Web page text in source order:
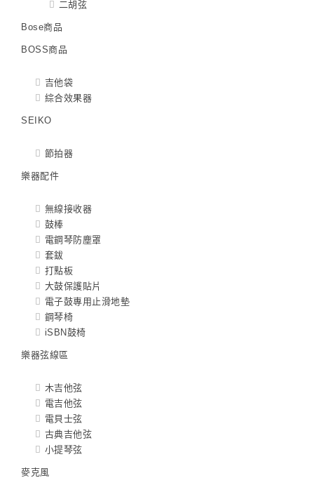
二胡弦
Bose商品
BOSS商品
吉他袋
綜合效果器
SEIKO
節拍器
樂器配件
無線接收器
鼓棒
電鋼琴防塵罩
套鈸
打點板
大鼓保護貼片
電子鼓專用止滑地墊
鋼琴椅
iSBN鼓椅
樂器弦線區
木吉他弦
電吉他弦
電貝士弦
古典吉他弦
小提琴弦
麥克風